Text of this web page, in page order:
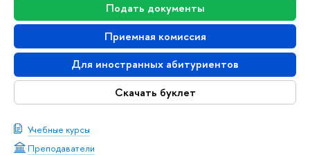
Подать документы
Приемная комиссия
Для иностранных абитуриентов
Скачать буклет
Учебные курсы
Преподаватели